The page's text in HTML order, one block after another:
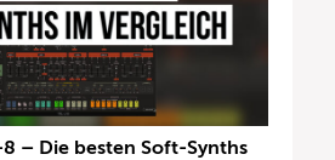
– Die besten Soft-Synths